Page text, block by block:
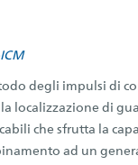
degli impulsi di
localizzazione di
che sfrutta la
ad un